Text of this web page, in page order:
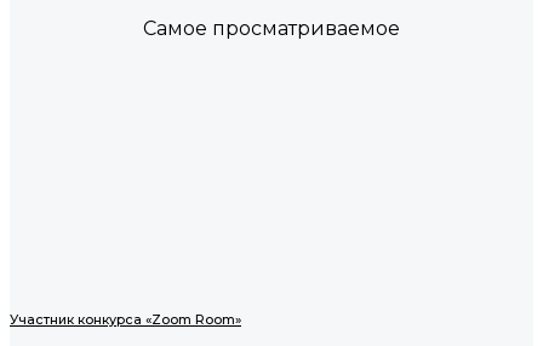
Самое просматриваемое
Участник конкурса «Zoom Room»